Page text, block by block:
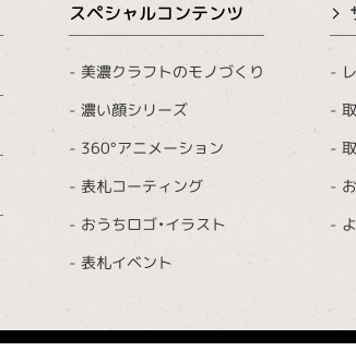
スペシャルコンテンツ
美濃クラフトのモノづくり
濃い顔シリーズ
360°アニメーション
表札コーティング
おうちロゴ・イラスト
表札イベント